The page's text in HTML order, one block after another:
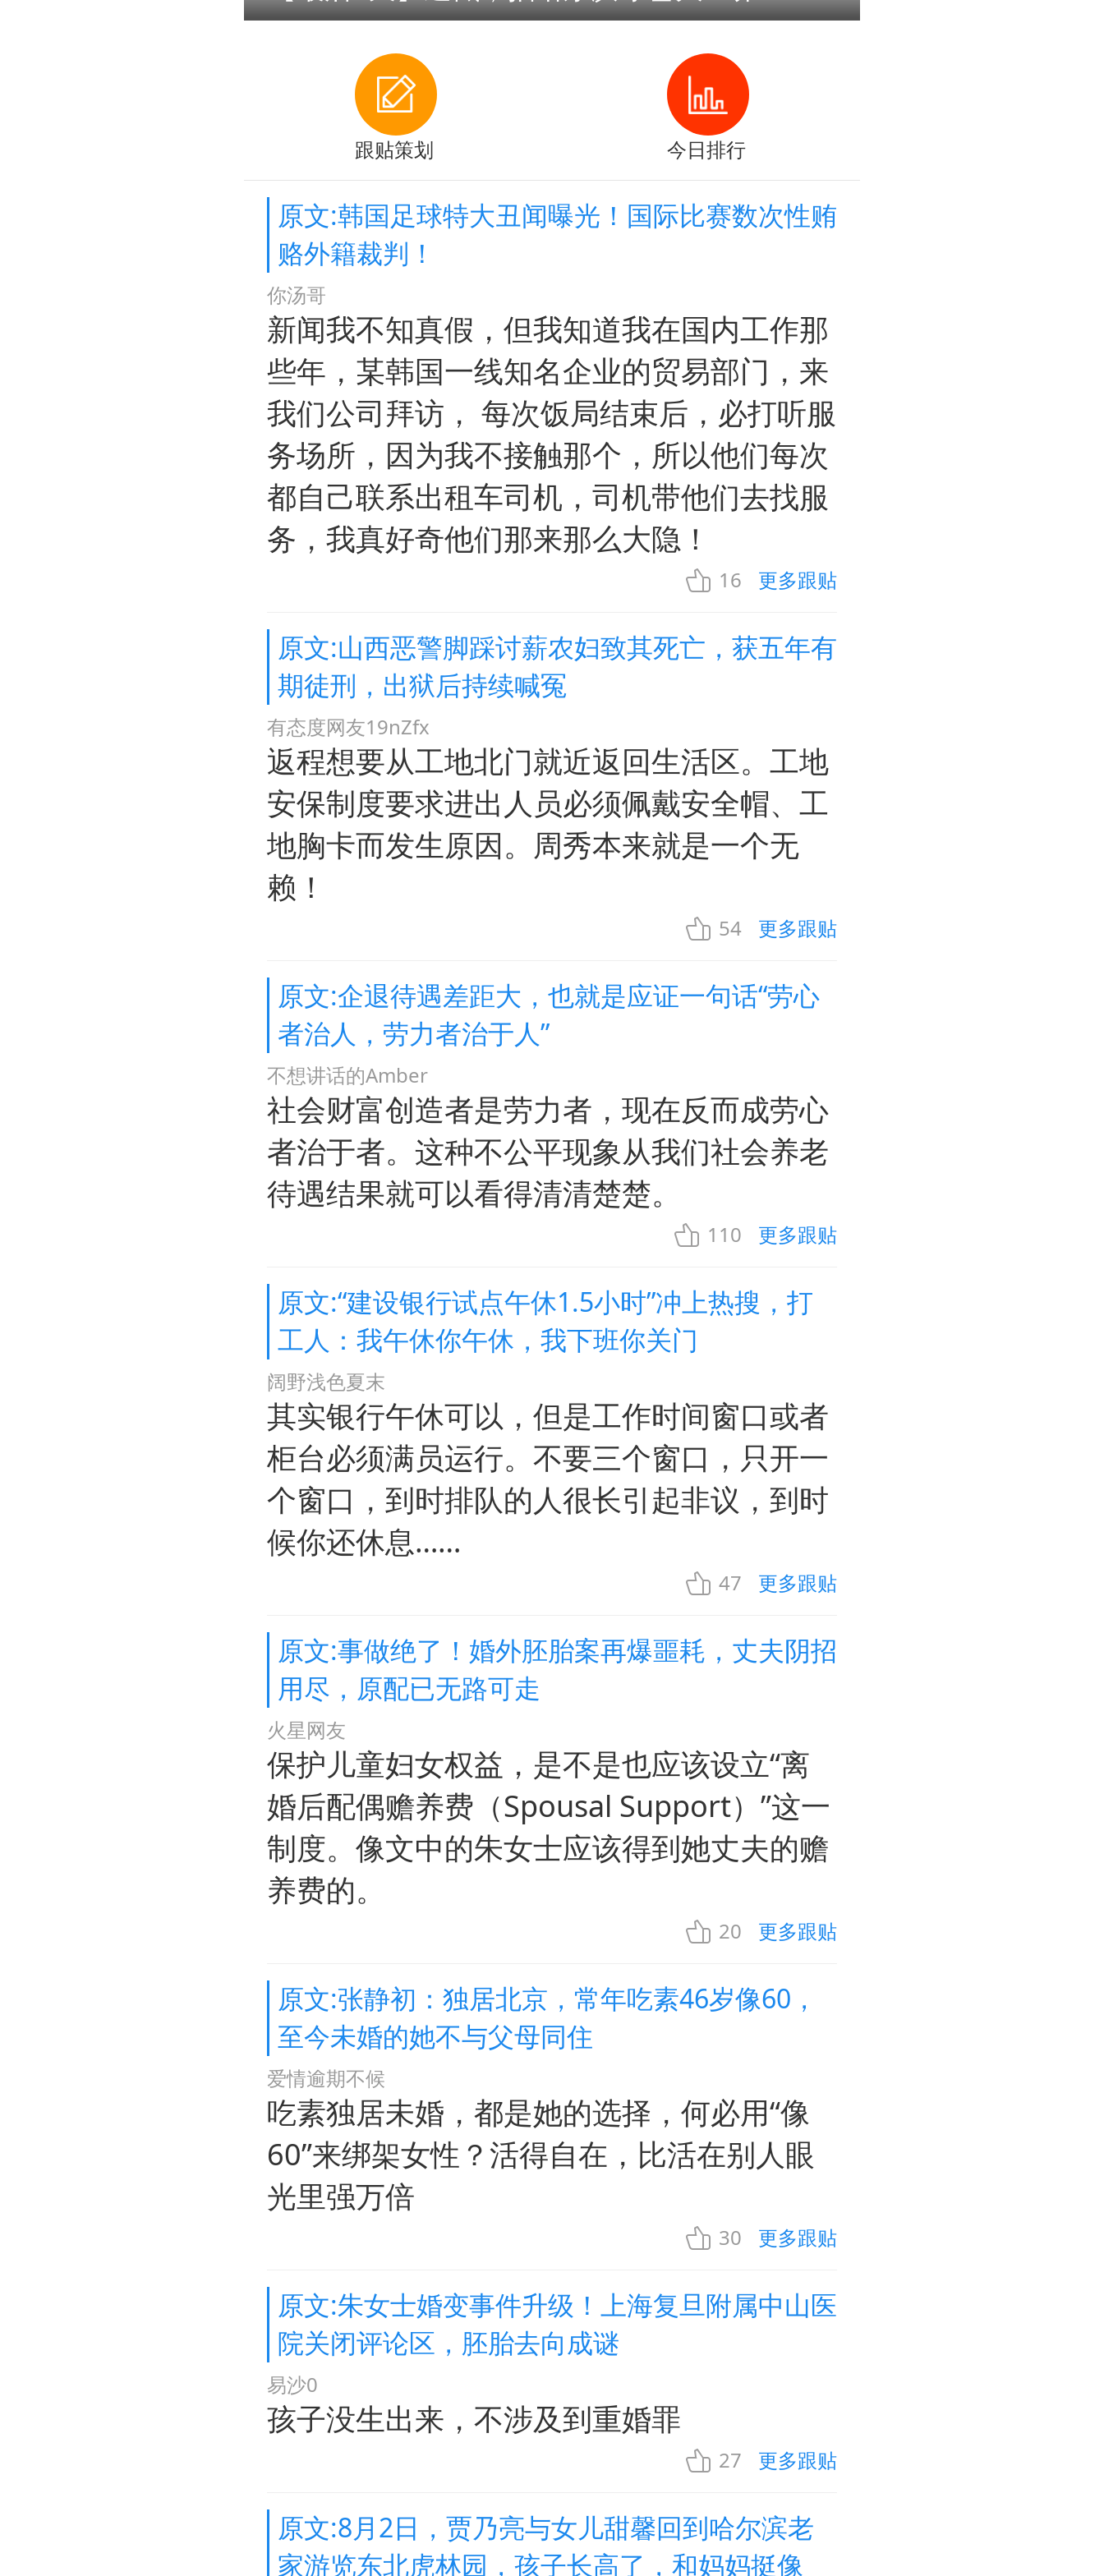
跟贴策划 今日排行
原文:韩国足球特大丑闻曝光！国际比赛数次性贿
赂外籍裁判！
你汤哥
新闻我不知真假，但我知道我在国内工作那
些年，某韩国一线知名企业的贸易部门，来
我们公司拜访， 每次饭局结束后，必打听服
务场所，因为我不接触那个，所以他们每次
都自己联系出租车司机，司机带他们去找服
务，我真好奇他们那来那么大隐！
16 更多跟贴
原文:山西恶警脚踩讨薪农妇致其死亡，获五年有
期徒刑，出狱后持续喊冤
有态度网友19nZfx
返程想要从工地北门就近返回生活区。工地
安保制度要求进出人员必须佩戴安全帽、工
地胸卡而发生原因。周秀本来就是一个无
赖！
54 更多跟贴
原文:企退待遇差距大，也就是应证一句话“劳心
者治人，劳力者治于人”
不想讲话的Amber
社会财富创造者是劳力者，现在反而成劳心
者治于者。这种不公平现象从我们社会养老
待遇结果就可以看得清清楚楚。
110 更多跟贴
原文:“建设银行试点午休1.5小时”冲上热搜，打
工人：我午休你午休，我下班你关门
阔野浅色夏末
其实银行午休可以，但是工作时间窗口或者
柜台必须满员运行。不要三个窗口，只开一
个窗口，到时排队的人很长引起非议，到时
候你还休息……
47 更多跟贴
原文:事做绝了！婚外胚胎案再爆噩耗，丈夫阴招
用尽，原配已无路可走
火星网友
保护儿童妇女权益，是不是也应该设立“离
婚后配偶赡养费（Spousal Support）”这一
制度。像文中的朱女士应该得到她丈夫的赡
养费的。
20 更多跟贴
原文:张静初：独居北京，常年吃素46岁像60，
至今未婚的她不与父母同住
爱情逾期不候
吃素独居未婚，都是她的选择，何必用“像
60”来绑架女性？活得自在，比活在别人眼
光里强万倍
30 更多跟贴
原文:朱女士婚变事件升级！上海复旦附属中山医
院关闭评论区，胚胎去向成谜
易沙0
孩子没生出来，不涉及到重婚罪
27 更多跟贴
原文:8月2日，贾乃亮与女儿甜馨回到哈尔滨老
家游览东北虎林园，孩子长高了，和妈妈挺像